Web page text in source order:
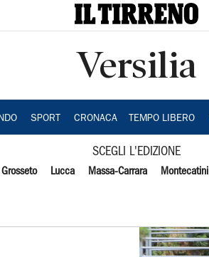
Versilia
SPORT CRONACA TEMPO LIBERO
SCEGLI L'EDIZIONE
Grosseto Lucca Massa-Carrara Montecatini